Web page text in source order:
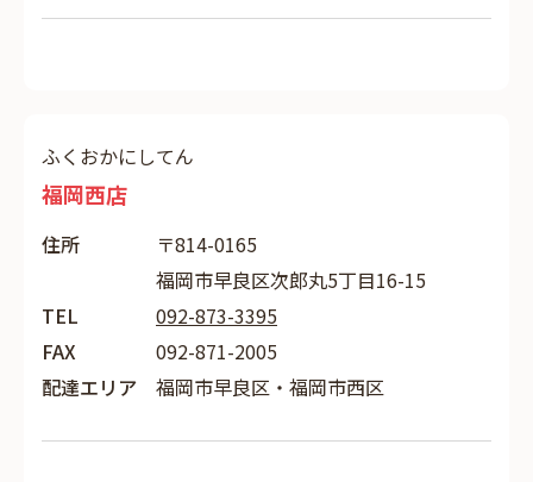
ふくおかにしてん
福岡西店
住所
〒814-0165
福岡市早良区次郎丸5丁目16-15
TEL
092-873-3395
FAX
092-871-2005
配達エリア
福岡市早良区・福岡市西区